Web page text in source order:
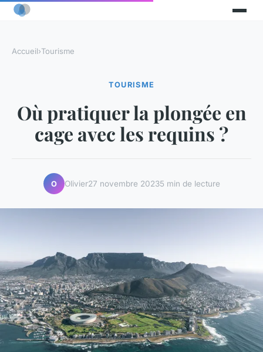
Accueil›Tourisme
TOURISME
Où pratiquer la plongée en
cage avec les requins ?
O Olivier27 novembre 20235 min de lecture